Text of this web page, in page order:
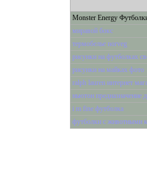
Monster Energy
миравой бокс
термобелье norveg
рисунки на футболках
рисунки на майках фото
ralph lauren интернет
ньютон предназначение
i m fine футболка
футболки с животными